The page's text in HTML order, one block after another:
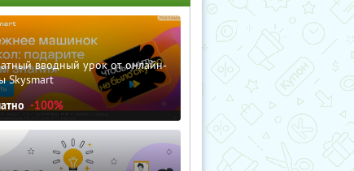
вводный урок от онлайн-
Skysmart
-100%